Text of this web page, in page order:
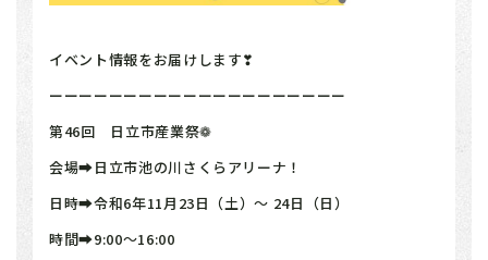
イベント情報をお届けします❣
ーーーーーーーーーーーーーーーーーーーー
第46回 日立市産業祭❁
会場➡日立市池の川さくらアリーナ！
日時➡令和6年11月23日（土）～ 24日（日）
時間➡9:00～16:00